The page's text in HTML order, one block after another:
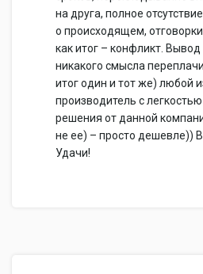
на друга, полное
о происходящем,
как итог – конфликт.
никакого смысла
итог один и тот же) любой
производитель с
решения от данной
не ее) – просто дешевле))
Удачи!